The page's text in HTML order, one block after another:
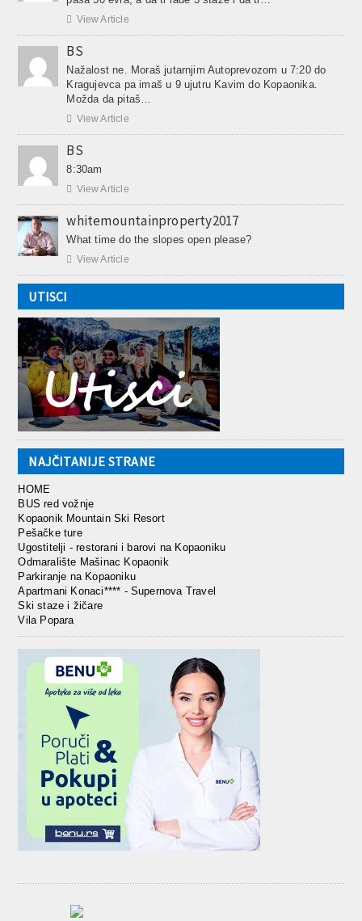
 View Article
BS
Nažalost ne. Moraš jutarnjim Autoprevozom u 7:20 do
Kragujevca pa imaš u 9 ujutru Kavim do Kopaonika.
Možda da pitaš…
 View Article
BS
8:30am
 View Article
whitemountainproperty2017
What time do the slopes open please?
 View Article
UTISCI
NAJČITANIJE STRANE
HOME
BUS red vožnje
Kopaonik Mountain Ski Resort
Pešačke ture
Ugostitelji - restorani i barovi na Kopaoniku
Odmaralište Mašinac Kopaonik
Parkiranje na Kopaoniku
Apartmani Konaci**** - Supernova Travel
Ski staze i žičare
Vila Popara